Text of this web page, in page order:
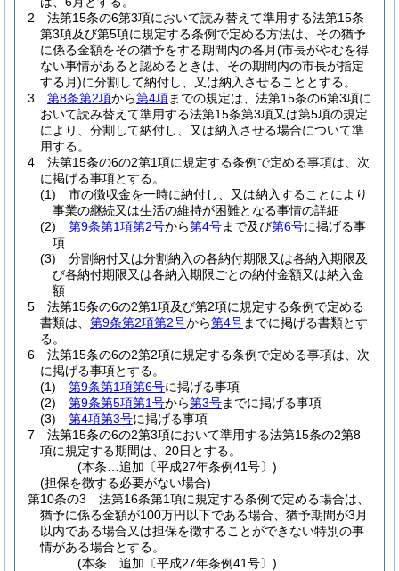
2
法第15条の6第3項において読み替えて準用する法第15条
第3項及び第5項に規定する条例で定める方法は、その猶予
に係る金額をその猶予をする期間内の各月(市長がやむを得
ない事情があると認めるときは、その期間内の市長が指定
する月)に分割して納付し、又は納入させることとする。
3
第8条第2項から第4項までの規定は、法第15条の6第3項に
おいて読み替えて準用する法第15条第3項又は第5項の規定
により、分割して納付し、又は納入させる場合について準
用する。
4
法第15条の6の2第1項に規定する条例で定める事項は、次
に掲げる事項とする。
(1)
市の徴収金を一時に納付し、又は納入することにより
事業の継続又は生活の維持が困難となる事情の詳細
(2)
第9条第1項第2号から第4号まで及び第6号に掲げる事
項
(3)
分割納付又は分割納入の各納付期限又は各納入期限及
び各納付期限又は各納入期限ごとの納付金額又は納入金
額
5
法第15条の6の2第1項及び第2項に規定する条例で定める
書類は、 第9条第2項第2号から第4号までに掲げる書類とす
る。
6
法第15条の6の2第2項に規定する条例で定める事項は、次
に掲げる事項とする。
(1)
第9条第1項第6号に掲げる事項
(2)
第9条第5項第1号から第3号までに掲げる事項
(3)
第4項第3号に掲げる事項
7
法第15条の6の2第3項において準用する法第15条の2第8
項に規定する期間は、20日とする。
(本条…追加〔平成27年条例41号〕)
(担保を徴する必要がない場合)
第10条の3
法第16条第1項に規定する条例で定める場合は、
猶予に係る金額が100万円以下である場合、猶予期間が3月
以内である場合又は担保を徴することができない特別の事
情がある場合とする。
(本条…追加〔平成27年条例41号〕)